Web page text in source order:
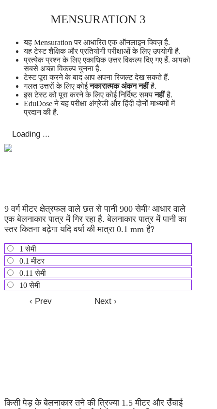
MENSURATION 3
यह Mensuration पर आधारित एक ऑनलाइन क्विज़ है.
यह टेस्ट शैक्षिक और प्रतियोगी परीक्षाओं के लिए उपयोगी है.
प्रत्येक प्रश्न के लिए एकाधिक उत्तर विकल्प दिए गए हैं. आपको
सबसे अच्छा विकल्प चुनना है.
टेस्ट पूरा करने के बाद आप अपना रिजल्ट देख सकते हैं.
गलत उत्तरों के लिए कोईनकारात्मक अंकन नहींहै.
इस टेस्ट को पूरा करने के लिए कोई निर्दिष्ट समयनहींहै.
EduDose ने यह परीक्षा अंग्रेजी और हिंदी दोनों माध्यमों में
प्रदान की है.
9 वर्ग मीटर क्षेत्रफल वाले छत से पानी 900 सेमी² आधार वाले
एक बेलनाकार पात्र में गिर रहा है. बेलनाकार पात्र में पानी का
स्तर कितना बढ़ेगा यदि वर्षा की मात्रा 0.1 mm है?
1 सेमी
0.1 मीटर
0.11 सेमी
10 सेमी
किसी पेड़ के बेलनाकार तने की त्रिज्या 1.5 मीटर और उँचाई